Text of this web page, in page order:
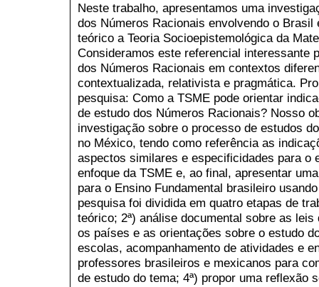
Neste trabalho, apresentamos uma
dos Números Racionais envolvendo o
teórico a Teoria Socioepistemológica da
Consideramos este referencial interessante
dos Números Racionais em contextos
contextualizada, relativista e pragmática.
pesquisa: Como a TSME pode orientar
de estudo dos Números Racionais? Nosso
investigação sobre o processo de estudos
no México, tendo como referência as
aspectos similares e especificidades para o
enfoque da TSME e, ao final, apresentar
para o Ensino Fundamental brasileiro
pesquisa foi dividida em quatro etapas de
teórico; 2ª) análise documental sobre as
os países e as orientações sobre o estudo
escolas, acompanhamento de atividades e
professores brasileiros e mexicanos para
de estudo do tema; 4ª) propor uma reflexão